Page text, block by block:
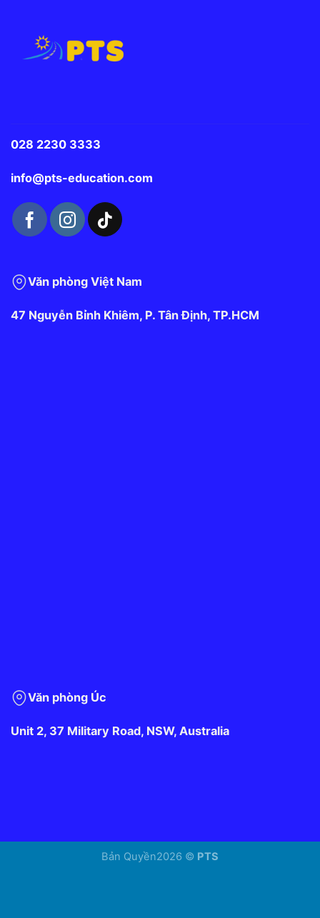
028 2230 3333
info@pts-education.com
Văn phòng Việt Nam
47 Nguyễn Bỉnh Khiêm, P. Tân Định, TP.HCM
Văn phòng Úc
Unit 2, 37 Military Road, NSW, Australia
Bản Quyền2026 © PTS